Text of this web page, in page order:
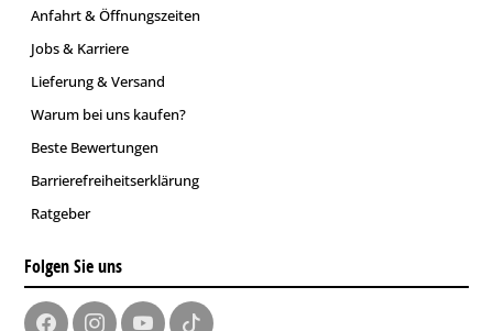
Anfahrt & Öffnungszeiten
Jobs & Karriere
Lieferung & Versand
Warum bei uns kaufen?
Beste Bewertungen
Barrierefreiheitserklärung
Ratgeber
Folgen Sie uns